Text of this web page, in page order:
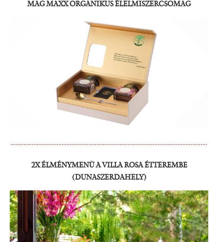
MAG MAXX ORGANIKUS ÉLELMISZERCSOMAG
2X ÉLMÉNYMENÜ A VILLA ROSA ÉTTEREMBE
(DUNASZERDAHELY)